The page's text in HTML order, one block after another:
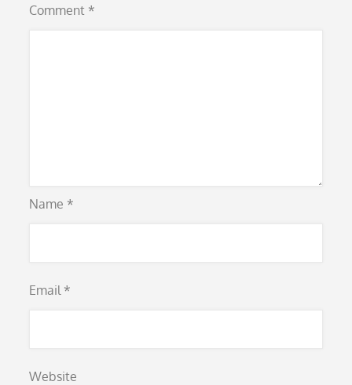
Comment *
Name *
Email *
Website